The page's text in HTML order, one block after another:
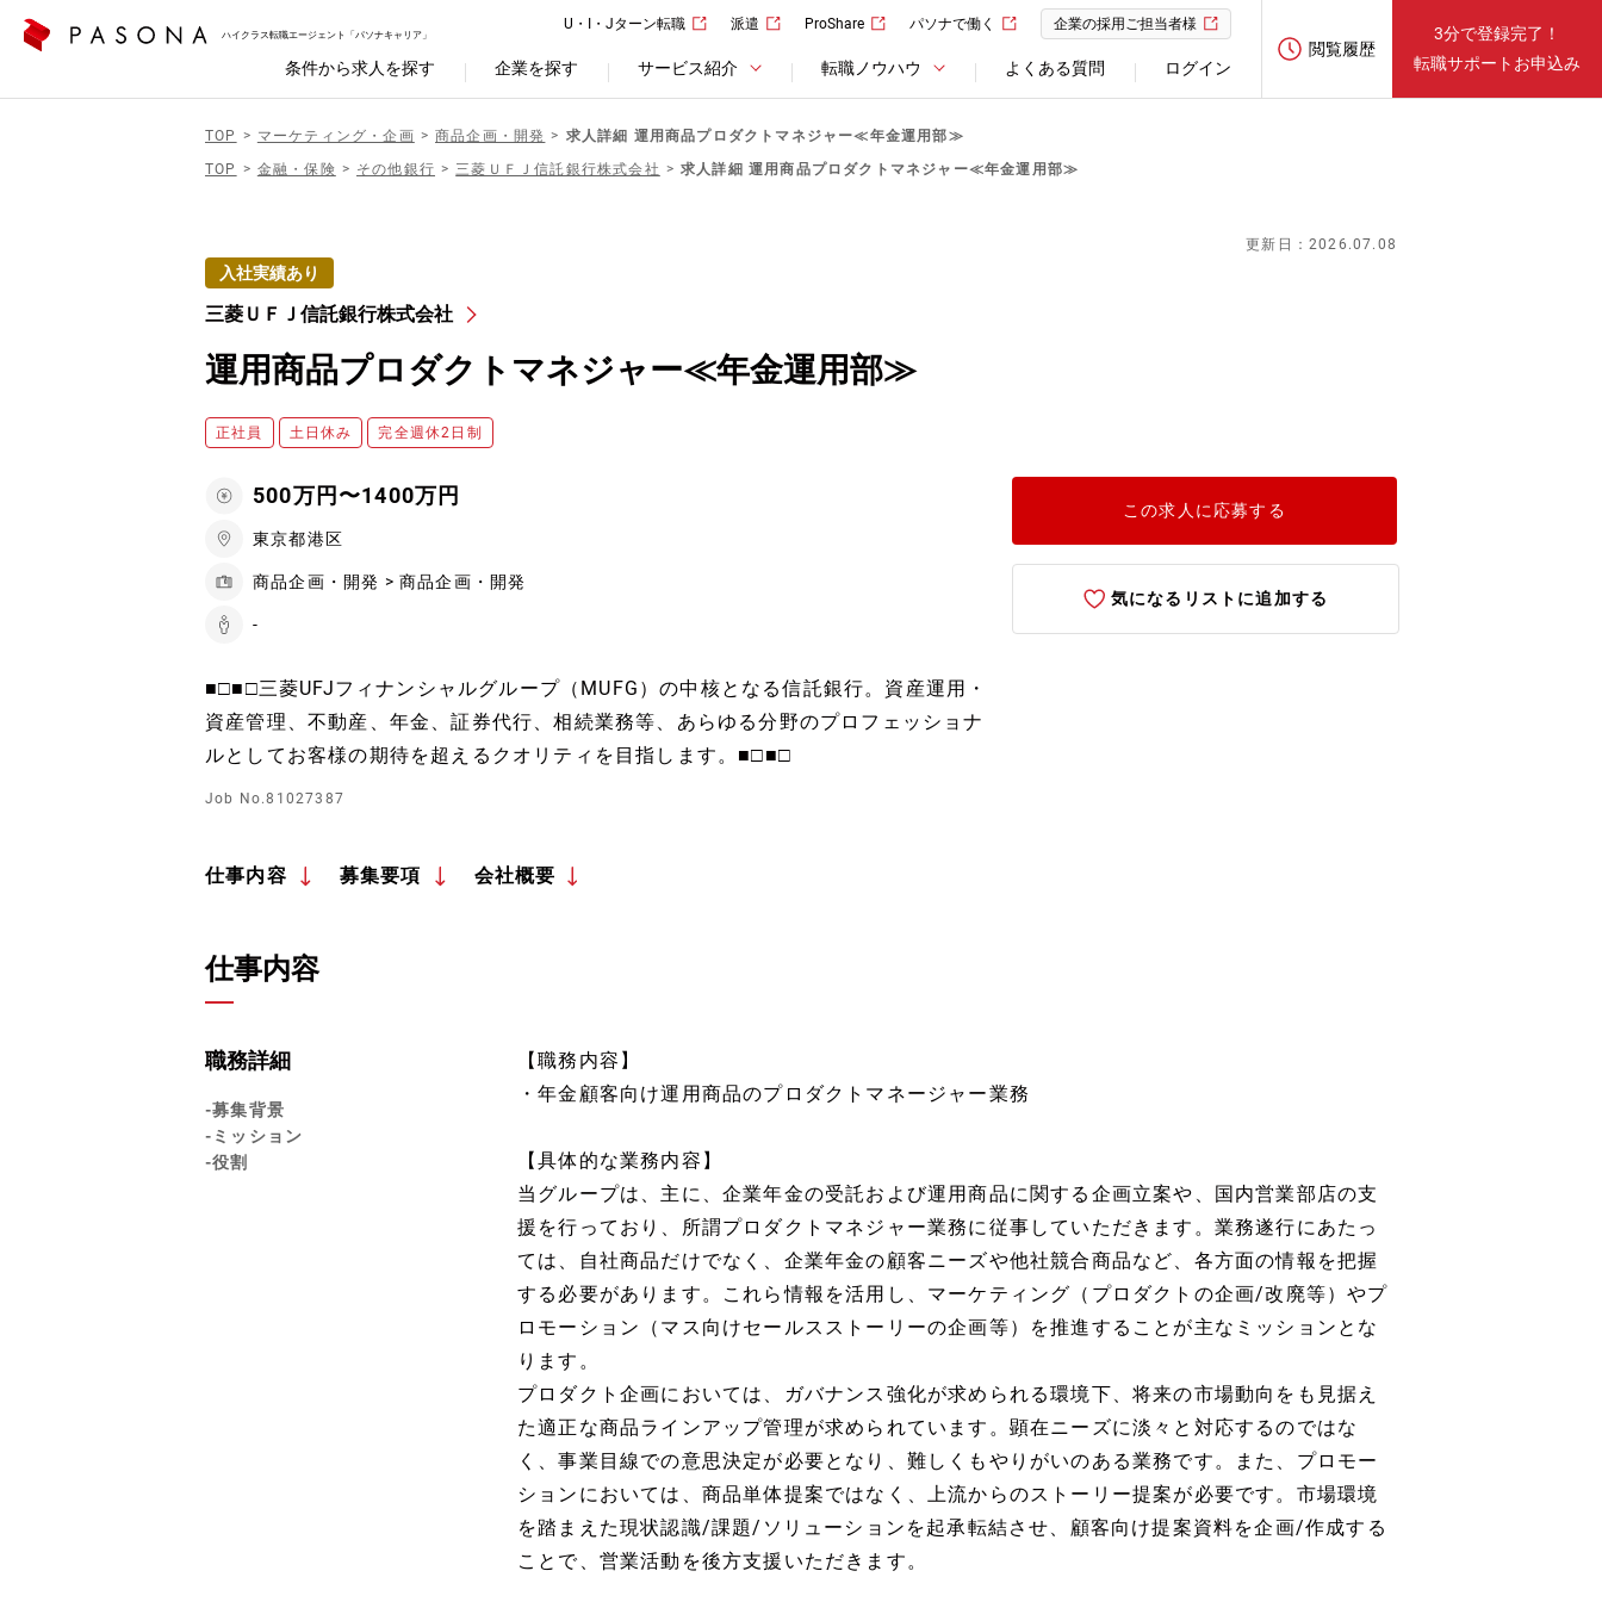
ハイクラス転職エージェント「パソナキャリア」
U・I・Jターン転職 派遣 ProShare パソナで働く 企業の採用ご担当者様
条件から求人を探す 企業を探す サービス紹介 転職ノウハウ よくある質問 ログイン
閲覧履歴
3分で登録完了！
転職サポートお申込み
TOP マーケティング・企画 商品企画・開発
求人詳細 運用商品プロダクトマネジャー≪年金運用部≫
TOP
金融・保険 その他銀行 三菱ＵＦＪ信託銀行株式会社 求人詳細 運用商品プロダクトマネジャー≪年金運用部≫
更新日：2026.07.08
入社実績あり
三菱ＵＦＪ信託銀行株式会社
運用商品プロダクトマネジャー≪年金運用部≫
正社員 土日休み 完全週休2日制
500万円〜1400万円
東京都港区
商品企画・開発 > 商品企画・開発
-
■□■□三菱UFJフィナンシャルグループ（MUFG）の中核となる信託銀行。資産運用・
資産管理、不動産、年金、証券代行、相続業務等、あらゆる分野のプロフェッショナ
ルとしてお客様の期待を超えるクオリティを目指します。■□■□
Job No.81027387
この求人に応募する
気になるリストに追加する
仕事内容 募集要項 会社概要
仕事内容
職務詳細
-募集背景
-ミッション
-役割
【職務内容】
・年金顧客向け運用商品のプロダクトマネージャー業務
【具体的な業務内容】
当グループは、主に、企業年金の受託および運用商品に関する企画立案や、国内営業部店の支
援を行っており、所謂プロダクトマネジャー業務に従事していただきます。業務遂行にあたっ
ては、自社商品だけでなく、企業年金の顧客ニーズや他社競合商品など、各方面の情報を把握
する必要があります。これら情報を活用し、マーケティング（プロダクトの企画/改廃等）やプ
ロモーション（マス向けセールスストーリーの企画等）を推進することが主なミッションとな
ります。
プロダクト企画においては、ガバナンス強化が求められる環境下、将来の市場動向をも見据え
た適正な商品ラインアップ管理が求められています。顕在ニーズに淡々と対応するのではな
く、事業目線での意思決定が必要となり、難しくもやりがいのある業務です。また、プロモー
ションにおいては、商品単体提案ではなく、上流からのストーリー提案が必要です。市場環境
を踏まえた現状認識/課題/ソリューションを起承転結させ、顧客向け提案資料を企画/作成する
ことで、営業活動を後方支援いただきます。